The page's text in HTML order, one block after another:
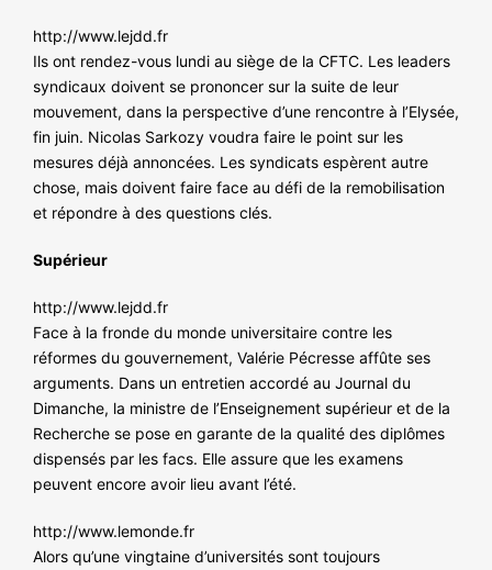
http://www.lejdd.fr
Ils ont rendez-vous lundi au siège de la CFTC. Les leaders
syndicaux doivent se prononcer sur la suite de leur
mouvement, dans la perspective d’une rencontre à l’Elysée,
fin juin. Nicolas Sarkozy voudra faire le point sur les
mesures déjà annoncées. Les syndicats espèrent autre
chose, mais doivent faire face au défi de la remobilisation
et répondre à des questions clés.
Supérieur
http://www.lejdd.fr
Face à la fronde du monde universitaire contre les
réformes du gouvernement, Valérie Pécresse affûte ses
arguments. Dans un entretien accordé au Journal du
Dimanche, la ministre de l’Enseignement supérieur et de la
Recherche se pose en garante de la qualité des diplômes
dispensés par les facs. Elle assure que les examens
peuvent encore avoir lieu avant l’été.
http://www.lemonde.fr
Alors qu’une vingtaine d’universités sont toujours